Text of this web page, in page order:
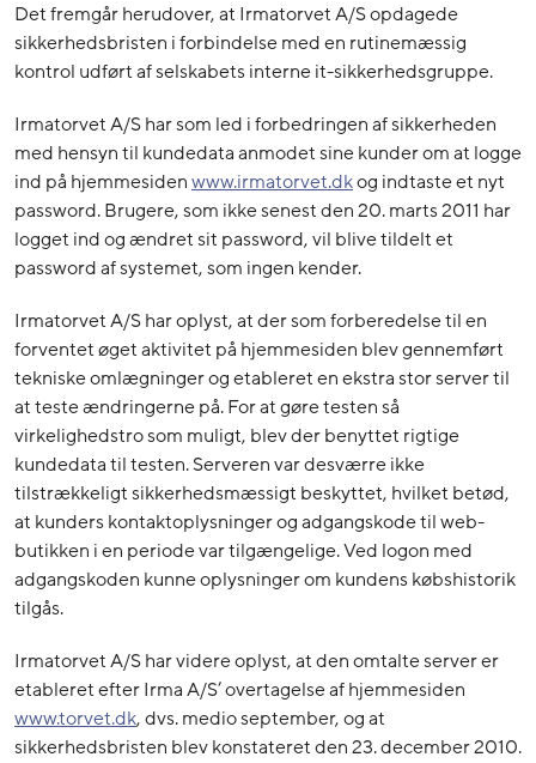
Det fremgår herudover, at Irmatorvet A/S opdagede
sikkerhedsbristen i forbindelse med en rutinemæssig
kontrol udført af selskabets interne it-sikkerhedsgruppe.
Irmatorvet A/S har som led i forbedringen af sikkerheden
med hensyn til kundedata anmodet sine kunder om at logge
ind på hjemmesidenwww.irmatorvet.dkog indtaste et nyt
password. Brugere, som ikke senest den 20. marts 2011 har
logget ind og ændret sit password, vil blive tildelt et
password af systemet, som ingen kender.
Irmatorvet A/S har oplyst, at der som forberedelse til en
forventet øget aktivitet på hjemmesiden blev gennemført
tekniske omlægninger og etableret en ekstra stor server til
at teste ændringerne på. For at gøre testen så
virkelighedstro som muligt, blev der benyttet rigtige
kundedata til testen. Serveren var desværre ikke
tilstrækkeligt sikkerhedsmæssigt beskyttet, hvilket betød,
at kunders kontaktoplysninger og adgangskode til web-
butikken i en periode var tilgængelige. Ved logon med
adgangskoden kunne oplysninger om kundens købshistorik
tilgås.
Irmatorvet A/S har videre oplyst, at den omtalte server er
etableret efter Irma A/S’ overtagelse af hjemmesiden
www.torvet.dk, dvs. medio september, og at
sikkerhedsbristen blev konstateret den 23. december 2010.